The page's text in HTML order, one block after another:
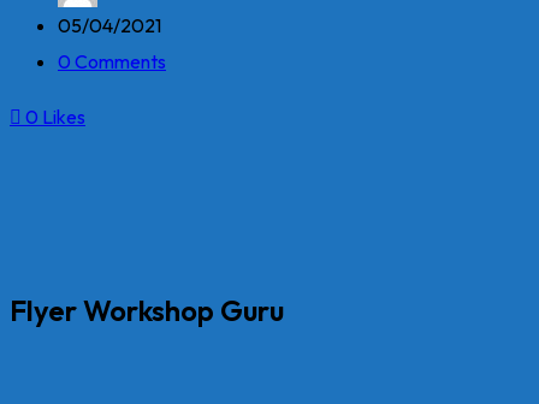
05/04/2021
0 Comments
0 Likes
Flyer Workshop Guru